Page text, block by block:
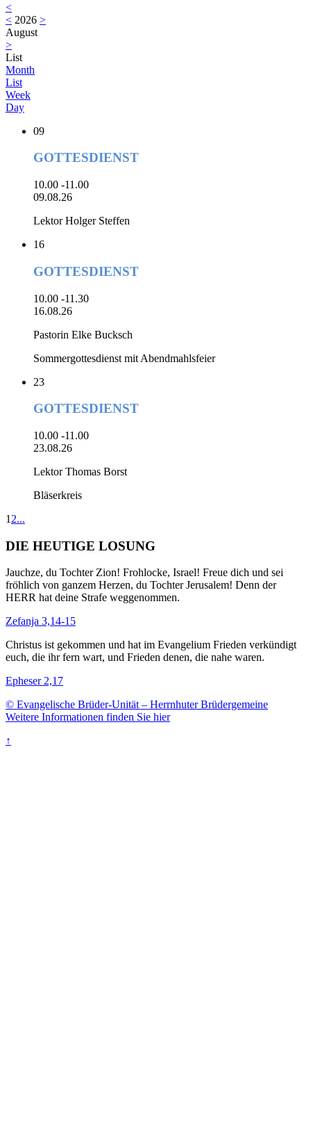
<
< 2026 >
August
>
List
Month
List
Week
Day
09
GOTTESDIENST
10.00 -11.00
09.08.26
Lektor Holger Steffen
16
GOTTESDIENST
10.00 -11.30
16.08.26
Pastorin Elke Bucksch
Sommergottesdienst mit Abendmahlsfeier
23
GOTTESDIENST
10.00 -11.00
23.08.26
Lektor Thomas Borst
Bläserkreis
1 2...
DIE HEUTIGE LOSUNG
Jauchze, du Tochter Zion! Frohlocke, Israel! Freue dich und sei
fröhlich von ganzem Herzen, du Tochter Jerusalem! Denn der
HERR hat deine Strafe weggenommen.
Zefanja 3,14-15
Christus ist gekommen und hat im Evangelium Frieden verkündigt
euch, die ihr fern wart, und Frieden denen, die nahe waren.
Epheser 2,17
© Evangelische Brüder-Unität – Herrnhuter Brüdergemeine
Weitere Informationen finden Sie hier
↑